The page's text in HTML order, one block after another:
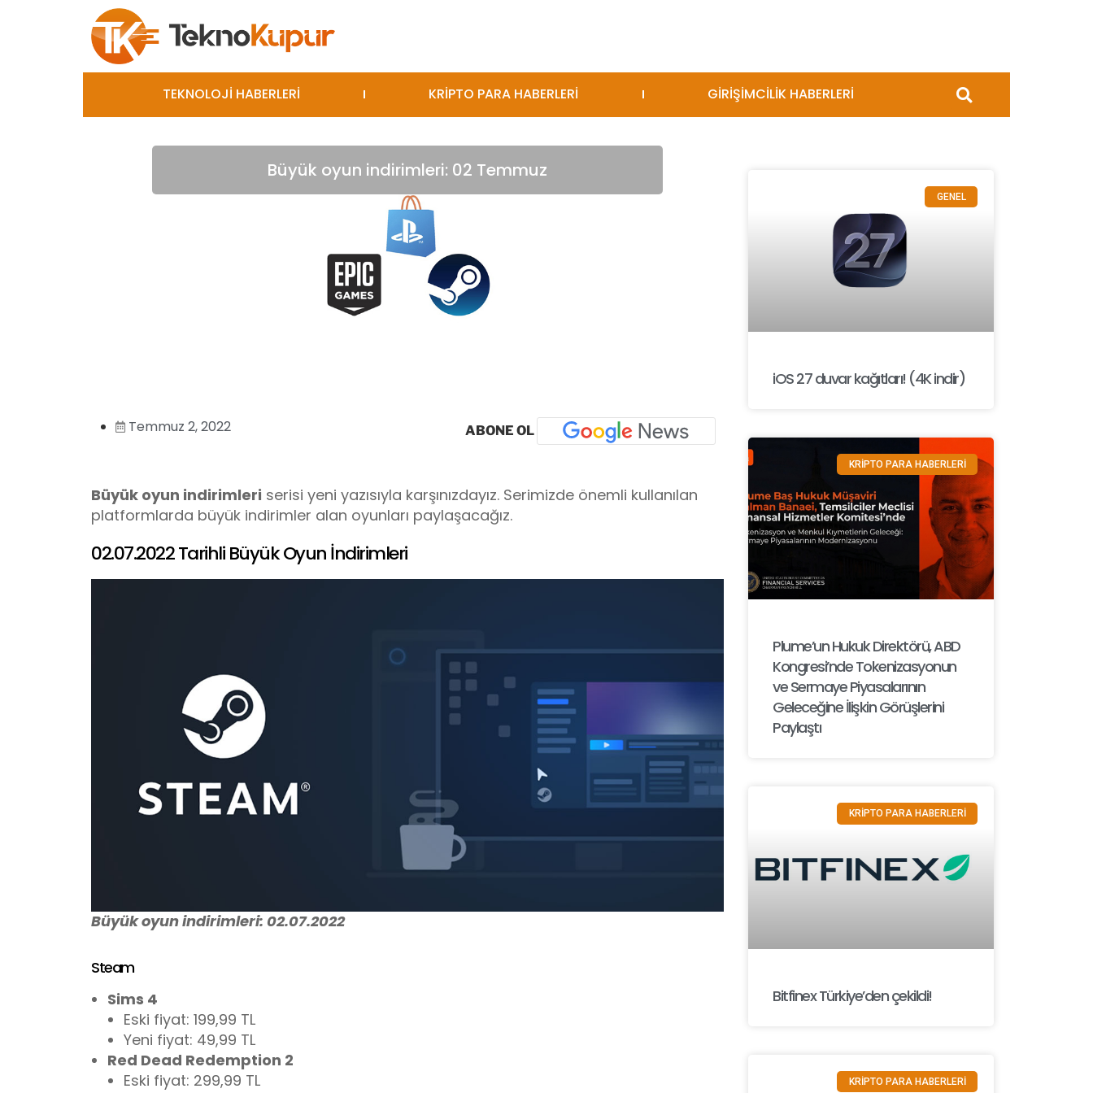
TEKNOLOJİ HABERLERİ KRİPTO PARA HABERLERİ GİRİŞİMCİLİK HABERLERİ
Büyük oyun indirimleri: 02 Temmuz
Temmuz 2, 2022 ABONE OL
Büyük oyun indirimleri serisi yeni yazısıyla karşınızdayız. Serimizde önemli kullanılan
platformlarda büyük indirimler alan oyunları paylaşacağız.
02.07.2022 Tarihli Büyük Oyun İndirimleri
Büyük oyun indirimleri: 02.07.2022
Steam
Sims 4
Eski fiyat: 199,99 TL
Yeni fiyat: 49,99 TL
Red Dead Redemption 2
Eski fiyat: 299,99 TL
GENEL
iOS 27 duvar kağıtları! (4K indir)
KRİPTO PARA HABERLERİ
Plume’un Hukuk Direktörü, ABD
Kongresi’nde Tokenizasyonun
ve Sermaye Piyasalarının
Geleceğine İlişkin Görüşlerini
Paylaştı
KRİPTO PARA HABERLERİ
Bitfinex Türkiye’den çekildi!
KRİPTO PARA HABERLERİ